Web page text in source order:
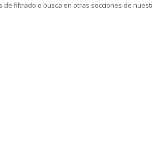
filtrado o busca en otras secciones de